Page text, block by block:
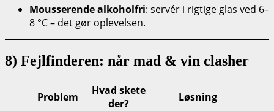
Mousserende alkoholfri: servér i rigtige glas ved 6–
8 °C – det gør oplevelsen.
8) Fejlfinderen: når mad & vin clasher
Problem
Hvad skete
der?
Løsning